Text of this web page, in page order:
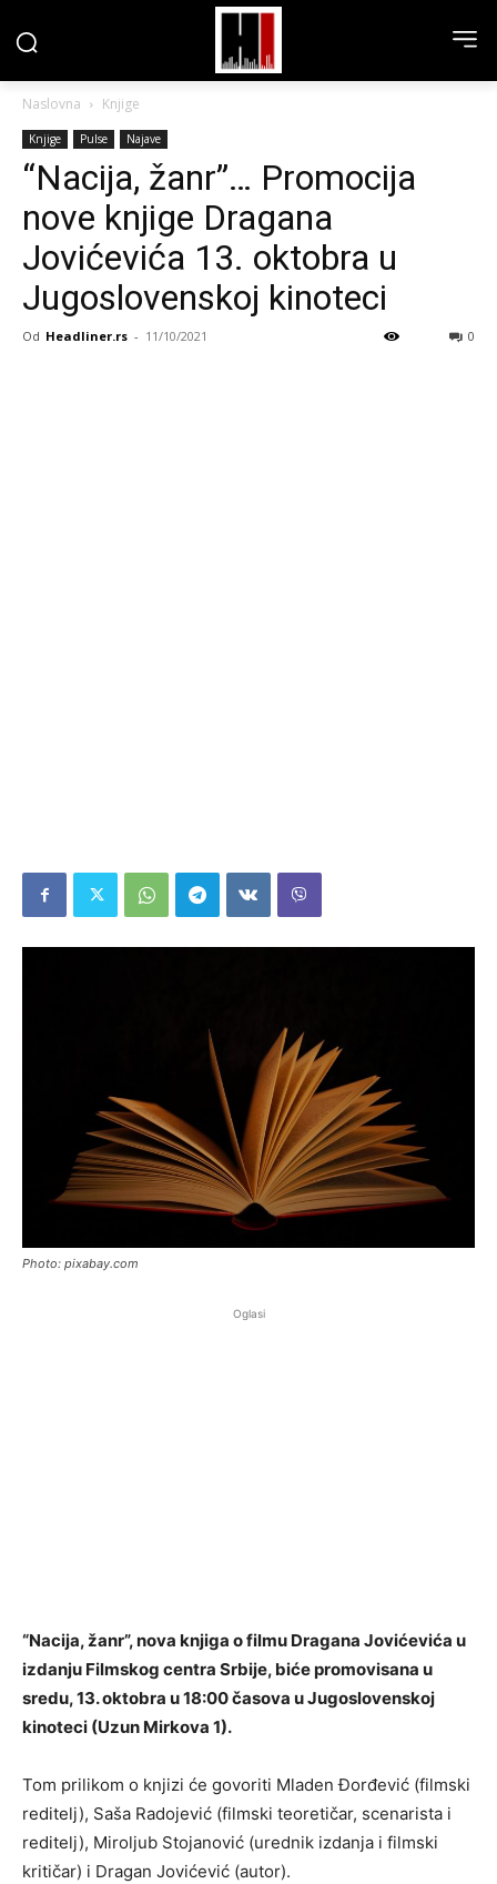
Naslovna Knjige
Knjige Pulse Najave
“Nacija, žanr”… Promocija
nove knjige Dragana
Jovićevića 13. oktobra u
Jugoslovenskoj kinoteci
Od Headliner.rs - 11/10/2021 0
Photo: pixabay.com
Oglasi
“Nacija, žanr”, nova knjiga o filmu Dragana Jovićevića u
izdanju Filmskog centra Srbije, biće promovisana u
sredu, 13. oktobra u 18:00 časova u Jugoslovenskoj
kinoteci (Uzun Mirkova 1).
Tom prilikom o knjizi će govoriti Mladen Đorđević (filmski
reditelj), Saša Radojević (filmski teoretičar, scenarista i
reditelj), Miroljub Stojanović (urednik izdanja i filmski
kritičar) i Dragan Jovićević (autor).